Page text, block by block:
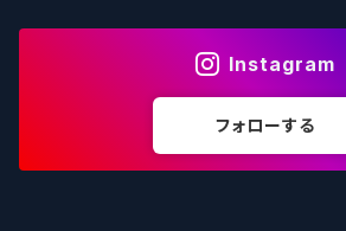
サンクトガーレン - Sankt Gallen
ウェストコーストブルーイング -WCB
Hop Nation ホップネーション
Brewski ブリュースキー
Marble / マーブル
Buxton - バクストン
8 Wired エイトワイアード
Isthmus イスムス
ODIN BREWING オディン
Electric Bicycle エレクトリックバイシクル
Plank プランク
Tucher トゥーハー
Instagram
フォローする